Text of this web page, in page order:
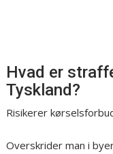
Hvad er
Tyskland?
Risikerer
Overskrider man i